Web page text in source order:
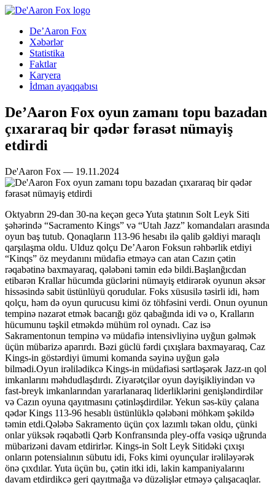
De’Aaron Fox
Xəbərlər
Statistika
Faktlar
Karyera
İdman ayaqqabısı
De’Aaron Fox oyun zamanı topu bazadan
çıxararaq bir qədər fərasət nümayiş
etdirdi
De'Aaron Fox — 19.11.2024
Oktyabrın 29-dan 30-na keçən gecə Yuta ştatının Solt Leyk Siti
şəhərində “Sacramento Kings” və “Utah Jazz” komandaları arasında
oyun baş tutub. Qonaqların 113-96 hesabı ilə qalib gəldiyi maraqlı
qarşılaşma oldu. Ulduz qolçu De’Aaron Foksun rəhbərlik etdiyi
“Kinqs” öz meydanını müdafiə etməyə can atan Cazın çətin
rəqabətinə baxmayaraq, qələbəni təmin edə bildi.Başlanğıcdan
etibarən Krallar hücumda güclərini nümayiş etdirərək oyunun əksər
hissəsində sabit üstünlüyü qorudular. Foks xüsusilə təsirli idi, həm
qolçu, həm də oyun qurucusu kimi öz töhfəsini verdi. Onun oyunun
tempinə nəzarət etmək bacarığı göz qabağında idi və o, Kralların
hücumunu təşkil etməkdə mühüm rol oynadı. Caz isə
Sakramentonun tempinə və müdafiə intensivliyinə uyğun gəlmək
üçün mübarizə aparırdı. Bəzi güclü fərdi çıxışlara baxmayaraq, Caz
Kings-in göstərdiyi ümumi komanda səyinə uyğun gələ
bilmədi.Oyun irəlilədikcə Kings-in müdafiəsi sərtləşərək Jazz-ın qol
imkanlarını məhdudlaşdırdı. Ziyarətçilər oyun dəyişikliyindən və
fast-breyk imkanlarından yararlanaraq liderliklərini genişləndirdilər
və Cazın oyuna qayıtmasını çətinləşdirdilər. Yekun səs-küy çalana
qədər Kings 113-96 hesablı üstünlüklə qələbəni möhkəm şəkildə
təmin etdi.Qələbə Sakramento üçün çox lazımlı təkan oldu, çünki
onlar yüksək rəqabətli Qərb Konfransında pley-offa vəsiqə uğrunda
mübarizəni davam etdirirlər. Kings-in Solt Leyk Sitidəki çıxışı
onların potensialının sübutu idi, Foks kimi oyunçular irəliləyərək
önə çıxdılar. Yuta üçün bu, çətin itki idi, lakin kampaniyalarını
davam etdirdikcə geri qayıtmağa və düzəlişlər etməyə çalışacaqlar.